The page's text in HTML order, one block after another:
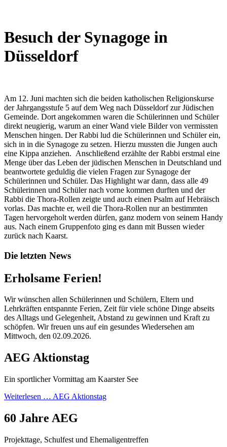
Besuch der Synagoge in
Düsseldorf
Am 12. Juni machten sich die beiden katholischen Religionskurse
der Jahrgangsstufe 5 auf dem Weg nach Düsseldorf zur Jüdischen
Gemeinde. Dort angekommen waren die Schülerinnen und Schüler
direkt neugierig, warum an einer Wand viele Bilder von vermissten
Menschen hingen. Der Rabbi lud die Schülerinnen und Schüler ein,
sich in in die Synagoge zu setzen. Hierzu mussten die Jungen auch
eine Kippa anziehen. Anschließend erzählte der Rabbi erstmal eine
Menge über das Leben der jüdischen Menschen in Deutschland und
beantwortete geduldig die vielen Fragen zur Synagoge der
Schülerinnen und Schüler. Das Highlight war dann, dass alle 49
Schülerinnen und Schüler nach vorne kommen durften und der
Rabbi die Thora-Rollen zeigte und auch einen Psalm auf Hebräisch
vorlas. Das machte er, weil die Thora-Rollen nur an bestimmten
Tagen hervorgeholt werden dürfen, ganz modern von seinem Handy
aus. Nach einem Gruppenfoto ging es dann mit Bussen wieder
zurück nach Kaarst.
Die letzten News
Erholsame Ferien!
Wir wünschen allen Schülerinnen und Schülern, Eltern und
Lehrkräften entspannte Ferien, Zeit für viele schöne Dinge abseits
des Alltags und Gelegenheit, Abstand zu gewinnen und Kraft zu
schöpfen. Wir freuen uns auf ein gesundes Wiedersehen am
Mittwoch, den 02.09.2026.
AEG Aktionstag
Ein sportlicher Vormittag am Kaarster See
Weiterlesen … AEG Aktionstag
60 Jahre AEG
Projekttage, Schulfest und Ehemaligentreffen